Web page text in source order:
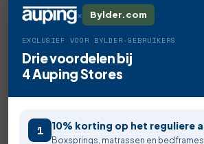
× Bylder.com
EXCLUSIEF VOOR BYLDER-GEBRUIKERS
Drie voordelen bij
4 Auping Stores
1 10% korting op het reguliere
Boxsprings, matrassen en